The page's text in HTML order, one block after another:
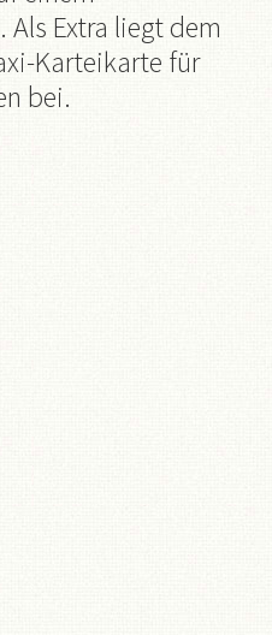
Extra liegt dem
Karteikarte für
bei.